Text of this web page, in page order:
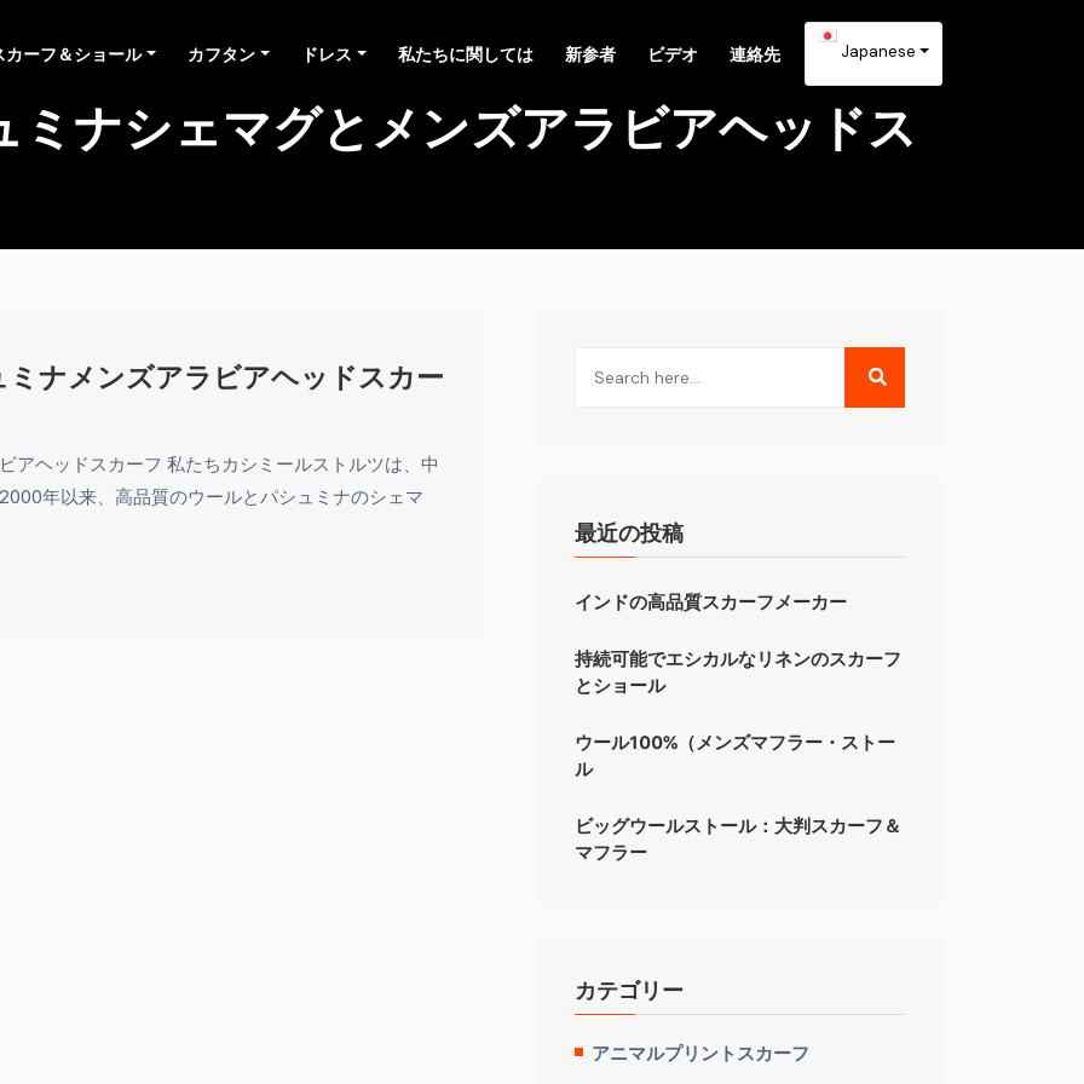
カーフ＆ショール カフタン ドレス 私たちに関しては 新参者 ビデオ 連絡先 Japanese
ミナシェマグとメンズアラビアヘッドス
ナメンズアラビアヘッドスカー
アヘッドスカーフ 私たちカシミールストルツは、中
年以来、高品質のウールとパシュミナのシェマ
最近の投稿
インドの高品質スカーフメーカー
持続可能でエシカルなリネンのスカーフ
とショール
ウール100%（メンズマフラー・ストー
ル
ビッグウールストール：大判スカーフ＆
マフラー
カテゴリー
アニマルプリントスカーフ